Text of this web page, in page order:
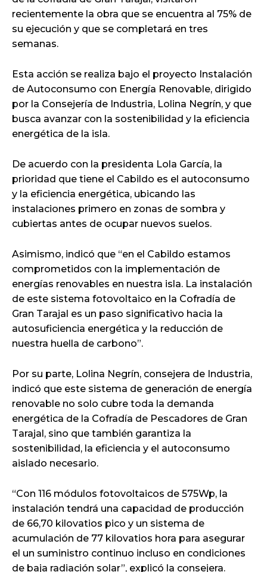
recientemente la obra que se encuentra al 75% de
su ejecución y que se completará en tres
semanas.
Esta acción se realiza bajo el proyecto Instalación
de Autoconsumo con Energía Renovable, dirigido
por la Consejería de Industria, Lolina Negrín, y que
busca avanzar con la sostenibilidad y la eficiencia
energética de la isla.
De acuerdo con la presidenta Lola García, la
prioridad que tiene el Cabildo es el autoconsumo
y la eficiencia energética, ubicando las
instalaciones primero en zonas de sombra y
cubiertas antes de ocupar nuevos suelos.
Asimismo, indicó que “en el Cabildo estamos
comprometidos con la implementación de
energías renovables en nuestra isla. La instalación
de este sistema fotovoltaico en la Cofradía de
Gran Tarajal es un paso significativo hacia la
autosuficiencia energética y la reducción de
nuestra huella de carbono”.
Por su parte, Lolina Negrín, consejera de Industria,
indicó que este sistema de generación de energía
renovable no solo cubre toda la demanda
energética de la Cofradía de Pescadores de Gran
Tarajal, sino que también garantiza la
sostenibilidad, la eficiencia y el autoconsumo
aislado necesario.
“Con 116 módulos fotovoltaicos de 575Wp, la
instalación tendrá una capacidad de producción
de 66,70 kilovatios pico y un sistema de
acumulación de 77 kilovatios hora para asegurar
el un suministro continuo incluso en condiciones
de baja radiación solar”, explicó la consejera.